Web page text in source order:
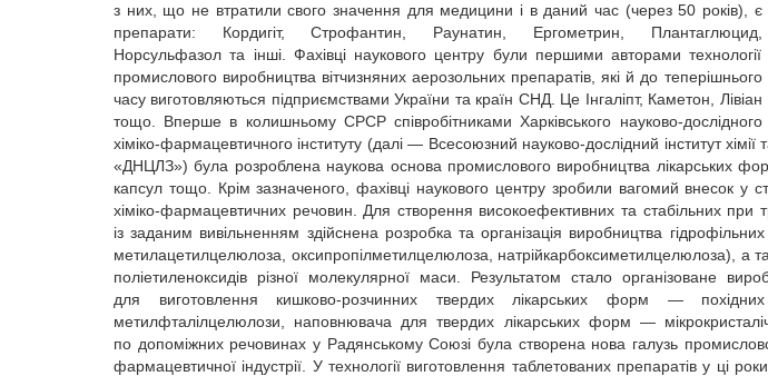
з них, що не втратили свого значення для медицини і в даний час (через 50 років), є
препарати: Кордигіт, Строфантин, Раунатин, Ергометрин, Плантаглюцид,
Норсульфазол та інші. Фахівці наукового центру були першими авторами технології
промислового виробництва вітчизняних аерозольних препаратів, які й до теперішнього
часу виготовляються підприємствами України та країн СНД. Це Інгаліпт, Каметон, Лівіан
тощо. Вперше в колишньому СРСР співробітниками Харківського науково-дослідного
хіміко-фармацевтичного інституту (далі — Всесоюзний науково-дослідний інститут хімії
«ДНЦЛЗ») була розроблена наукова основа промислового виробництва лікарських
капсул тощо. Крім зазначеного, фахівці наукового центру зробили вагомий внесок у
хіміко-фармацевтичних речовин. Для створення високоефективних та стабільних при
із заданим вивільненням здійснена розробка та організація виробництва
метилацетилцелюлоза, оксипропілметилцелюлоза, натрійкарбоксиметилцелюлоза), а
поліетиленоксидів різної молекулярної маси. Результатом стало організоване
для виготовлення кишково-розчинних твердих лікарських форм — похідних
метилфталілцелюлози, наповнювача для твердих лікарських форм —
по допоміжних речовинах у Радянському Союзі була створена нова галузь
фармацевтичної індустрії. У технології виготовлення таблетованих препаратів у ці